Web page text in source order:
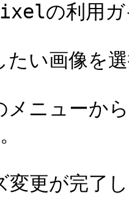
の利用ガ
い画像を
ニューか
更が完了